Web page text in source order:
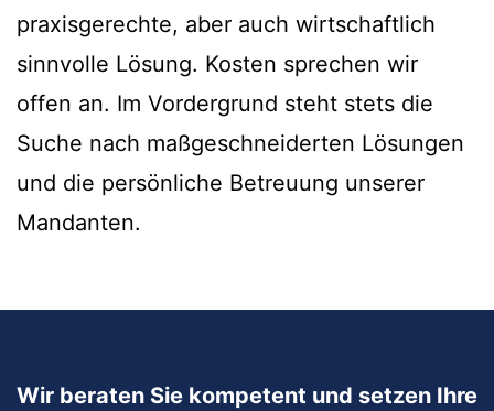
praxisgerechte, aber auch wirtschaftlich
sinnvolle Lösung. Kosten sprechen wir
offen an. Im Vordergrund steht stets die
Suche nach maßgeschneiderten Lösungen
und die persönliche Betreuung unserer
Mandanten.
Wir beraten Sie kompetent und setzen Ihre